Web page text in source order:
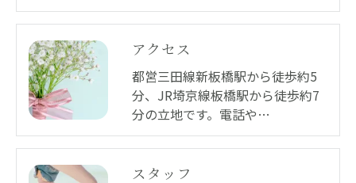
アクセス
都営三田線新板橋駅から徒歩約5
分、JR埼京線板橋駅から徒歩約7
分の立地です。電話や…
スタッフ